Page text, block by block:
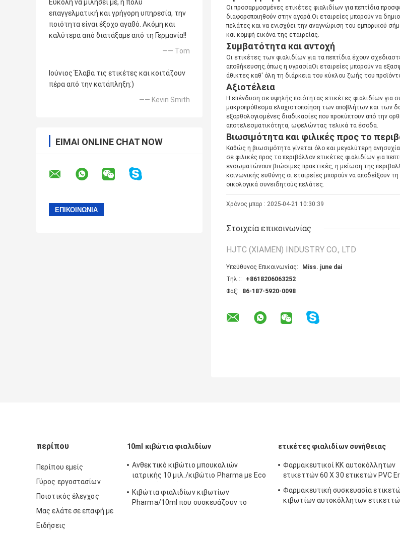
Εύκολη να μιλήσει με, η πολύ
επαγγελματική και γρήγορη υπηρεσία, την
ποιότητα είναι έξοχο αγαθό. Ακόμη και
καλύτερα από διατάξαμε από τη Γερμανία!!
—— Tom
Ιούνιος Έλαβα τις ετικέτες και κοιτάζουν
πέρα από την κατάπληξη:)
—— Kevin Smith
ΕΊΜΑΙ ONLINE CHAT NOW
Οι προσαρμοσμένες ετικέτες φιαλιδίων για πεπτίδια
διαφοροποιηθούν στην αγορά.Οι εταιρείες μπορούν να
πελάτες και να ενισχύει την αναγνώριση του εμπορικού
και κομψή εικόνα της εταιρείας.
Συμβατότητα και αντοχή
Οι ετικέτες των φιαλιδίων για τα πεπτίδια έχουν
αποθήκευσης.όπως η υγρασίαΟι εταιρείες μπορούν να
άθικτες καθ' όλη τη διάρκεια του κύκλου ζωής του
Αξιοτέλεια
Η επένδυση σε υψηλής ποιότητας ετικέτες φιαλιδίων για
μακροπρόθεσμα.ελαχιστοποίηση των αποβλήτων και των
εξορθολογισμένες διαδικασίες που προκύπτουν από την
αποτελεσματικότητα, ωφελώντας τελικά τα έσοδα.
Βιωσιμότητα και φιλικές προς το
Καθώς η βιωσιμότητα γίνεται όλο και μεγαλύτερη
σε φιλικές προς το περιβάλλον ετικέτες φιαλιδίων για
ενσωματώνουν βιώσιμες πρακτικές, η μείωση της
κοινωνικής ευθύνης.οι εταιρείες μπορούν να αποδείξουν
οικολογικά συνειδητούς πελάτες.
Χρόνος μπαρ : 2025-04-21 10:30:39
Στοιχεία επικοινωνίας
HJTC (XIAMEN) INDUSTRY CO., LTD
Υπεύθυνος Επικοινωνίας:
Miss. june dai
Τηλ.::
+8618206063252
Φαξ:
86-187-5920-0098
περίπου
Περίπου εμείς
Γύρος εργοστασίων
Ποιοτικός έλεγχος
Μας ελάτε σε επαφή με
Ειδήσεις
10ml κιβώτια φιαλιδίων
Ανθεκτικό κιβώτιο μπουκαλιών
ιατρικής 10 μιλ./κιβώτιο Pharma με Eco
Κιβώτια φιαλιδίων κιβωτίων
Pharma/10ml που συσκευάζουν το
ετικέτες φιαλιδίων συνήθειας
Φαρμακευτικοί ΚΚ αυτοκόλλητων
ετικεττών 60 X 30 ετικετών PVC
Φαρμακευτική συσκευασία
κιβωτίων αυτοκόλλητων